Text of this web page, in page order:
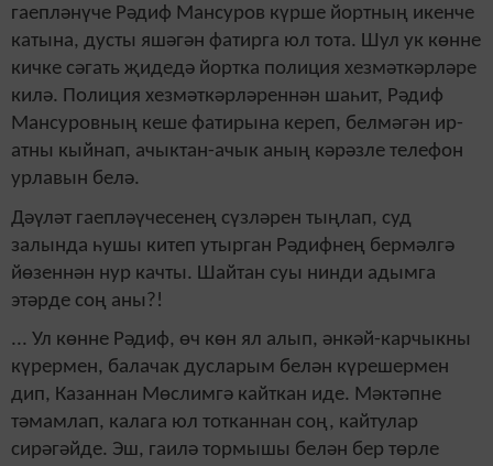
гаепләнүче Рәдиф Мансуров күрше йортның икенче
катына, дусты яшәгән фатирга юл тота. Шул ук көнне
кичке сәгать җидедә йортка полиция хезмәткәрләре
килә. Полиция хезмәткәрләреннән шаһит, Рәдиф
Мансуровның кеше фатирына кереп, белмәгән ир-
атны кыйнап, ачыктан-ачык аның кәрәзле телефон
урлавын белә.
Дәүләт гаепләүчесенең сүзләрен тыңлап, суд
залында һушы китеп утырган Рәдифнең бермәлгә
йөзеннән нур качты. Шайтан суы нинди адымга
этәрде соң аны?!
... Ул көнне Рәдиф, өч көн ял алып, әнкәй-карчыкны
күрермен, балачак дусларым белән күрешермен
дип, Казаннан Мөслимгә кайткан иде. Мәктәпне
тәмамлап, калага юл тотканнан соң, кайтулар
сирәгәйде. Эш, гаилә тормышы белән бер төрле